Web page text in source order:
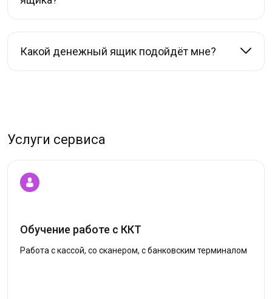
Какой денежный ящик подойдёт мне?
Услуги сервиса
Обучение работе с ККТ
Работа с кассой, со сканером, с банковским терминалом